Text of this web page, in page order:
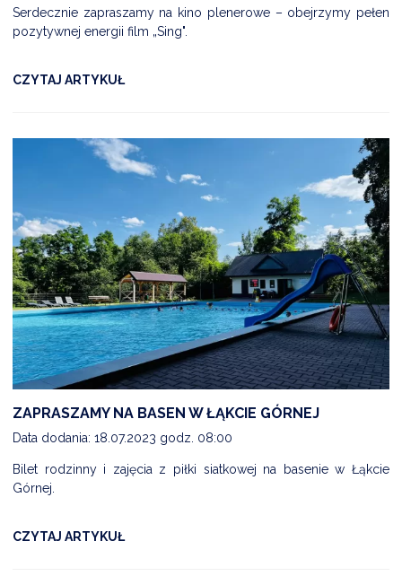
Serdecznie zapraszamy na kino plenerowe – obejrzymy pełen
pozytywnej energii film „Sing".
CZYTAJ ARTYKUŁ
ZAPRASZAMY NA BASEN W ŁĄKCIE GÓRNEJ
Data dodania: 18.07.2023 godz. 08:00
Bilet rodzinny i zajęcia z piłki siatkowej na basenie w Łąkcie
Górnej.
CZYTAJ ARTYKUŁ